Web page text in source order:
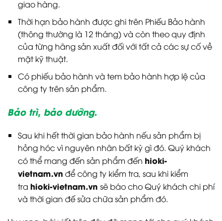
giao hàng.
Thời hạn bảo hành được ghi trên Phiếu Bảo hành
(thông thường là 12 tháng) và còn theo quy định
của từng hãng sản xuất đối với tất cả các sự cố về
mặt kỹ thuật.
Có phiếu bảo hành và tem bảo hành hợp lệ của
công ty trên sản phẩm.
Bảo trì, bảo dưỡng.
Sau khi hết thời gian bảo hành nếu sản phẩm bị
hỏng hóc vì nguyên nhân bất kỳ gì đó. Quý khách
có thể mang đến sản phẩm đến hioki-
vietnam.vnđể công ty kiểm tra, sau khi kiểm
tra hioki-vietnam.vn sẽ báo cho Quý khách chi phí
và thời gian đế sửa chữa sản phẩm đó.